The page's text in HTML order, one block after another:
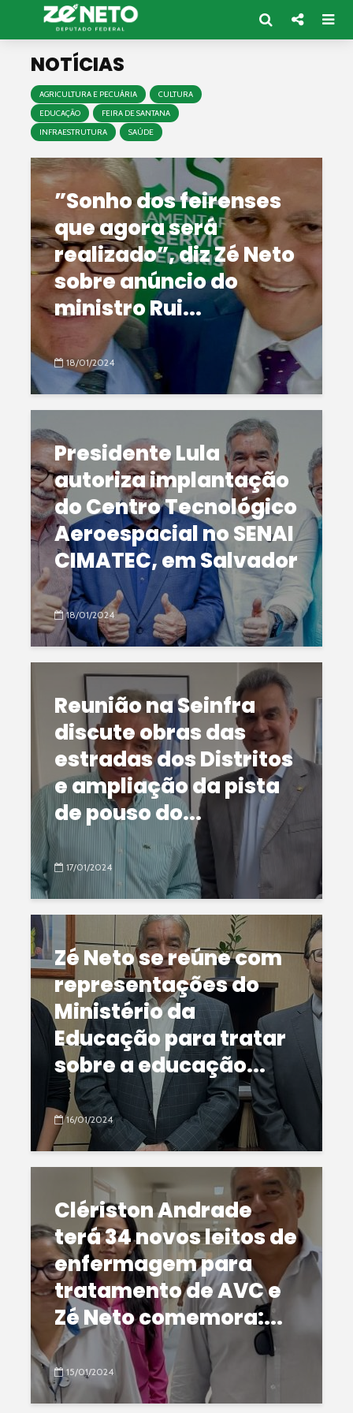
NOTÍCIAS
AGRICULTURA E PECUÁRIA
CULTURA
EDUCAÇÃO
FEIRA DE SANTANA
INFRAESTRUTURA
SAÚDE
”Sonho dos feirenses
que agora será
realizado”, diz Zé Neto
sobre anúncio do
ministro Rui...
18/01/2024
Presidente Lula
autoriza implantação
do Centro Tecnológico
Aeroespacial no SENAI
CIMATEC, em Salvador
18/01/2024
Reunião na Seinfra
discute obras das
estradas dos Distritos
e ampliação da pista
de pouso do...
17/01/2024
Zé Neto se reúne com
representações do
Ministério da
Educação para tratar
sobre a educação...
16/01/2024
Clériston Andrade
terá 34 novos leitos de
enfermagem para
tratamento de AVC e
Zé Neto comemora:...
15/01/2024